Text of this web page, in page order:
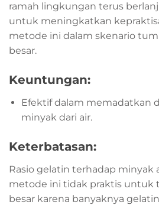
ramah lingkungan terus
untuk meningkatkan
metode ini dalam skenario
besar.
Keuntungan:
Efektif dalam memadatkan
minyak dari air.
Keterbatasan:
Rasio gelatin terhadap minyak
metode ini tidak praktis untuk
besar karena banyaknya